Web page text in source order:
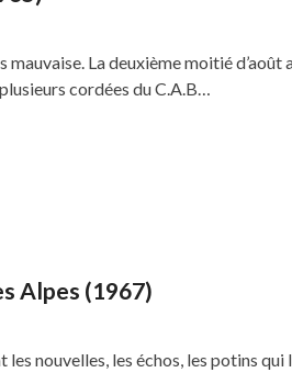
La deuxième moitié d’août
cordées du C.A.B…
Alpes (1967)
nouvelles, les échos, les potins qui